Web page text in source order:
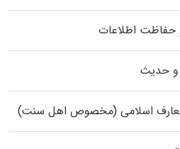
حفاظت اطلاعات
و حدیث
معارف اسلامی (مخصوص اهل سنت)